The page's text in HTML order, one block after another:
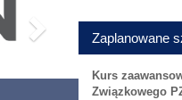
Zaplanowane
Kurs
Związkowego